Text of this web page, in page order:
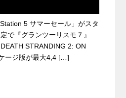
5 サマーセール」がスタ
で『グランツーリスモ７』
STRANDING 2: ON
ージ版が最大4,4 […]